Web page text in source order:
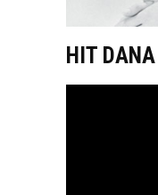
HIT DANA